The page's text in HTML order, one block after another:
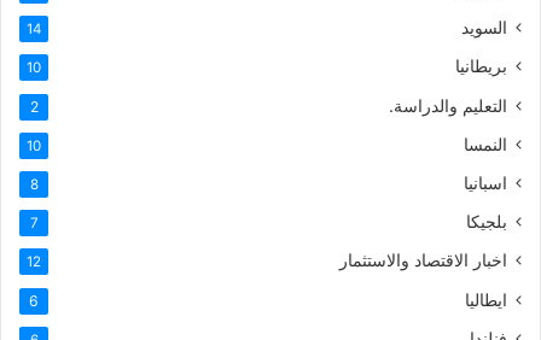
السويد 14
بريطانيا 10
التعليم والدراسة. 2
النمسا 10
اسبانيا 8
بلجيكا 7
اخبار الاقتصاد والاستثمار 12
ايطاليا 6